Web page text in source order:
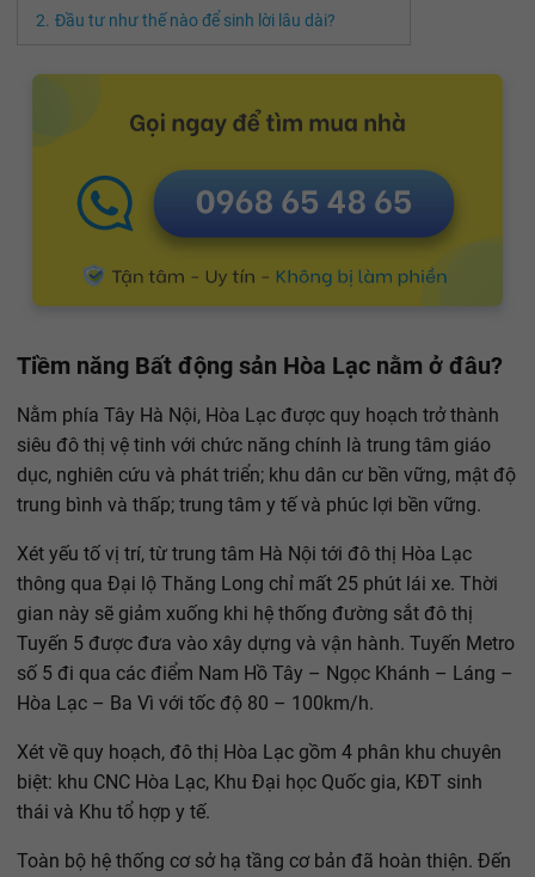
Đầu tư như thế nào để sinh lời lâu dài?
Tiềm năng Bất động sản Hòa Lạc nằm ở đâu?
Nằm phía Tây Hà Nội, Hòa Lạc được quy hoạch trở thành
siêu đô thị vệ tinh với chức năng chính là trung tâm giáo
dục, nghiên cứu và phát triển; khu dân cư bền vững, mật độ
trung bình và thấp; trung tâm y tế và phúc lợi bền vững.
Xét yếu tố vị trí, từ trung tâm Hà Nội tới đô thị Hòa Lạc
thông qua Đại lộ Thăng Long chỉ mất 25 phút lái xe. Thời
gian này sẽ giảm xuống khi hệ thống đường sắt đô thị
Tuyến 5 được đưa vào xây dựng và vận hành. Tuyến Metro
số 5 đi qua các điểm Nam Hồ Tây – Ngọc Khánh – Láng –
Hòa Lạc – Ba Vì với tốc độ 80 – 100km/h.
Xét về quy hoạch, đô thị Hòa Lạc gồm 4 phân khu chuyên
biệt: khu CNC Hòa Lạc, Khu Đại học Quốc gia, KĐT sinh
thái và Khu tổ hợp y tế.
Toàn bộ hệ thống cơ sở hạ tầng cơ bản đã hoàn thiện. Đến